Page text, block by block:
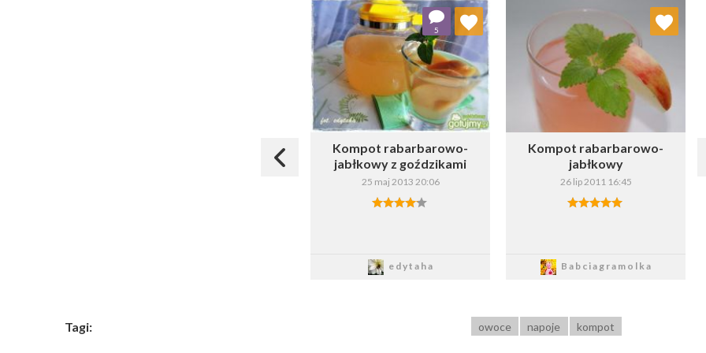
Kompot rabarbarowo-
jabłkowy z goździkami
25 maj 2013 20:06
edytaha
5
Dodaj do ulubionych
Wybierz listę:
Zapisz
Kompot rabarbarowo-
jabłkowy
26 lip 2011 16:45
Babciagramolka
Dodaj do ulubionych
Wybierz listę:
Tagi: owoce napoje kompot